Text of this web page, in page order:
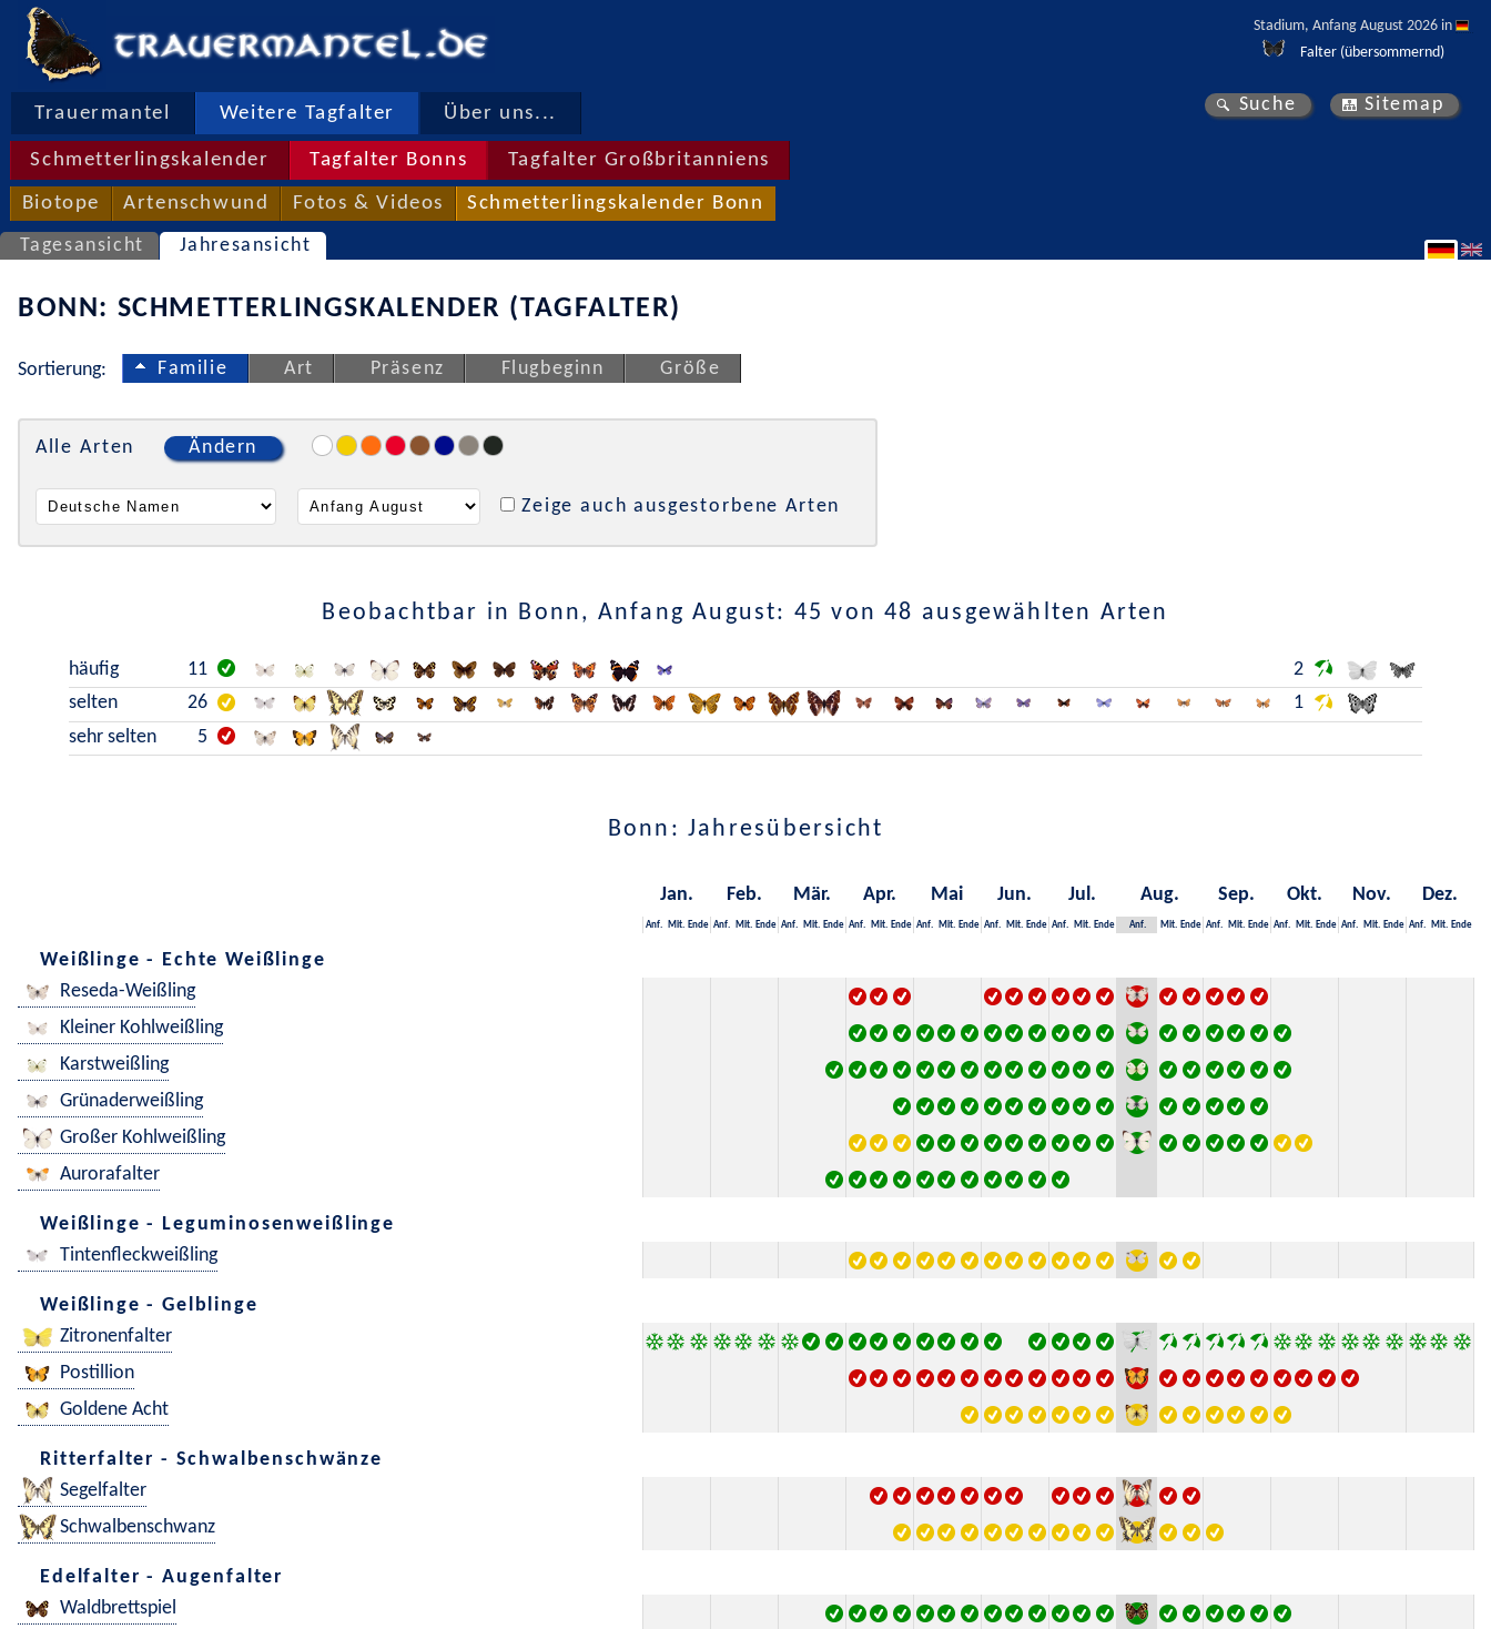
Stadium, Anfang August 2026 in
Falter (übersommernd)
Trauermantel Weitere Tagfalter Über uns...
Schmetterlingskalender Tagfalter Bonns Tagfalter Großbritanniens
Biotope Artenschwund Fotos & Videos Schmetterlingskalender Bonn
Suche Sitemap
Tagesansicht Jahresansicht
BONN: SCHMETTERLINGSKALENDER (TAGFALTER)
Sortierung: Familie Art Präsenz Flugbeginn Größe
Alle Arten Ändern
Zeige auch ausgestorbene Arten
Beobachtbar in Bonn, Anfang August: 45 von 48 ausgewählten Arten
häufig 11
2
selten
26
1
sehr selten
5
Bonn: Jahresübersicht
Jan. Feb. Mär. Apr. Mai Jun. Jul. Aug. Sep. Okt. Nov. Dez.
Anf. Mit. Ende Anf. Mit. Ende Anf. Mit. Ende Anf. Mit. Ende Anf. Mit. Ende Anf. Mit. Ende Anf. Mit. Ende Anf. Mit. Ende Anf. Mit. Ende Anf. Mit. Ende Anf. Mit. Ende Anf. Mit. Ende
Weißlinge - Echte Weißlinge
Reseda-Weißling
Kleiner Kohlweißling
Karstweißling
Grünaderweißling
Großer Kohlweißling
Aurorafalter
Weißlinge - Leguminosenweißlinge
Tintenfleckweißling
Weißlinge - Gelblinge
Zitronenfalter
Postillion
Goldene Acht
Ritterfalter - Schwalbenschwänze
Segelfalter
Schwalbenschwanz
Edelfalter - Augenfalter
Waldbrettspiel